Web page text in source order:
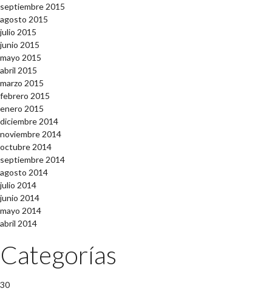
septiembre 2015
agosto 2015
julio 2015
junio 2015
mayo 2015
abril 2015
marzo 2015
febrero 2015
enero 2015
diciembre 2014
noviembre 2014
octubre 2014
septiembre 2014
agosto 2014
julio 2014
junio 2014
mayo 2014
abril 2014
Categorías
30